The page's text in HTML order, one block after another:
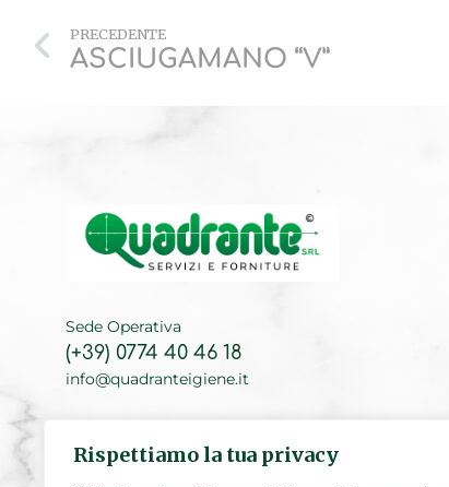
Rispettiamo la tua privacy
PRECEDENTE
ASCIUGAMANO “V”
Sede Operativa
(+39) 0774 40 46 18
info@quadranteigiene.it
(+39) 06 89 71 80 96